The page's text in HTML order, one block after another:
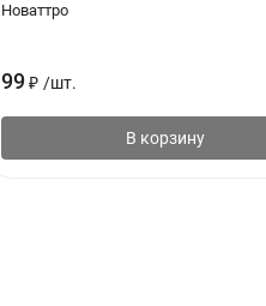
Новаттро
99 ₽ /шт.
В корзину